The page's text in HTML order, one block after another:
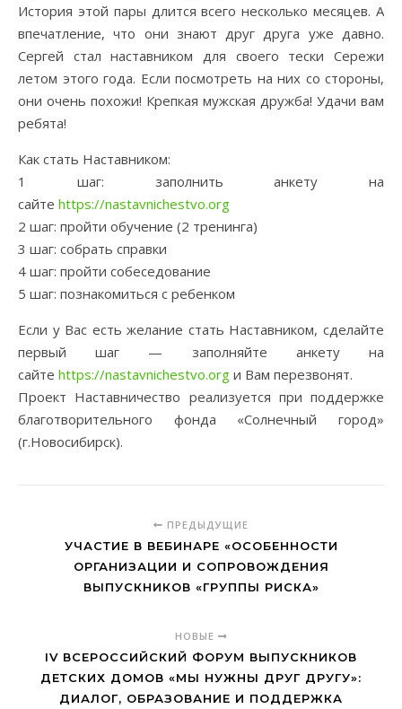
История этой пары длится всего несколько месяцев. А
впечатление, что они знают друг друга уже давно.
Сергей стал наставником для своего тески Сережи
летом этого года. Если посмотреть на них со стороны,
они очень похожи! Крепкая мужская дружба! Удачи вам
ребята!
Как стать Наставником:
1 шаг: заполнить анкету на
сайте https://nastavnichestvo.org
2 шаг: пройти обучение (2 тренинга)
3 шаг: собрать справки
4 шаг: пройти собеседование
5 шаг: познакомиться с ребенком
Если у Вас есть желание стать Наставником, сделайте
первый шаг — заполняйте анкету на
сайте https://nastavnichestvo.org и Вам перезвонят.
Проект Наставничество реализуется при поддержке
благотворительного фонда «Солнечный город»
(г.Новосибирск).
ПРЕДЫДУЩИЕ
УЧАСТИЕ В ВЕБИНАРЕ «ОСОБЕННОСТИ
ОРГАНИЗАЦИИ И СОПРОВОЖДЕНИЯ
ВЫПУСКНИКОВ «ГРУППЫ РИСКА»
НОВЫЕ
IV ВСЕРОССИЙСКИЙ ФОРУМ ВЫПУСКНИКОВ
ДЕТСКИХ ДОМОВ «МЫ НУЖНЫ ДРУГ ДРУГУ»:
ДИАЛОГ, ОБРАЗОВАНИЕ И ПОДДЕРЖКА